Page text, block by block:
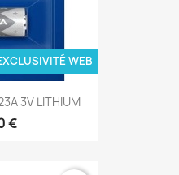
3V LITHIUM
€
WEB